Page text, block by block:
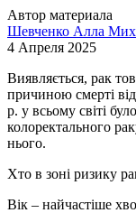
Автор материала
Шевченко Алла
4 Апреля 2025
Виявляється, рак
причиною смерті
р. у всьому світі
колоректального
нього.
Хто в зоні ризику
Вік – найчастіше